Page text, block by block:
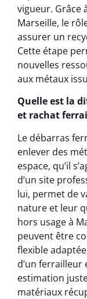
vigueur. Grâce
Marseille, le
assurer un
Cette étape
nouvelles
aux métaux
Quelle est la
et rachat
Le débarras
enlever des
espace, qu’il
d’un site
lui, permet de
nature et leur
hors usage à
peuvent être
flexible
d’un
estimation
matériaux